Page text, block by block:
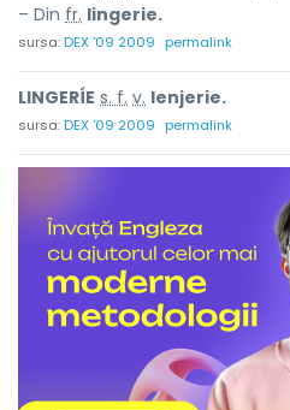
– Din fr. lingerie.
sursa:DEX '09 2009 permalink
LINGERÍE s. f. v. lenjerie.
sursa:DEX '09 2009 permalink